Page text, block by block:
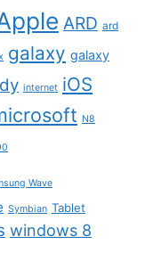
ARD ard
galaxy galaxy
internet iOS
N8
Wave
Symbian Tablet
windows 8